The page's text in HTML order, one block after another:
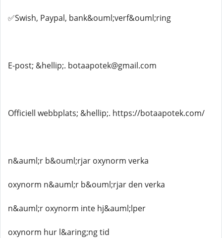
✅Swish, Paypal, bank&ouml;verf&ouml;ring
E-post; &hellip;. botaapotek@gmail.com
Officiell webbplats; &hellip;. https://botaapotek.com/
n&auml;r b&ouml;rjar oxynorm verka
oxynorm n&auml;r b&ouml;rjar den verka
n&auml;r oxynorm inte hj&auml;lper
oxynorm hur l&aring;ng tid